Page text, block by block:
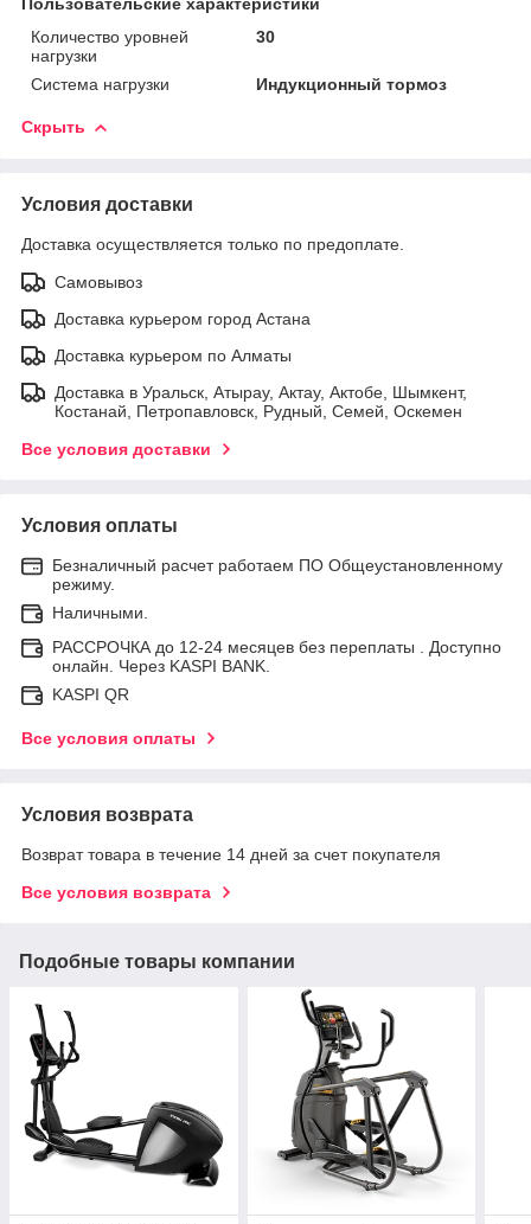
Количество уровней
нагрузки
30
Система нагрузки Индукционный тормоз
Скрыть
Условия доставки
Доставка осуществляется только по предоплате.
Самовывоз
Доставка курьером город Астана
Доставка курьером по Алматы
Доставка в Уральск, Атырау, Актау, Актобе, Шымкент,
Костанай, Петропавловск, Рудный, Семей, Оскемен
Все условия доставки
Условия оплаты
Безналичный расчет работаем ПО Общеустановленному
режиму.
Наличными.
РАССРОЧКА до 12-24 месяцев без переплаты . Доступно
онлайн. Через KASPI BANK.
KASPI QR
Все условия оплаты
Условия возврата
Возврат товара в течение 14 дней за счет покупателя
Все условия возврата
Подобные товары компании